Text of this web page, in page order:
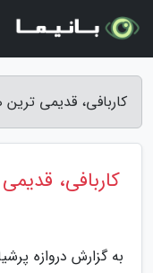
کاربافی، قدیمی ترین
کاربافی،
به گزارش دروازه